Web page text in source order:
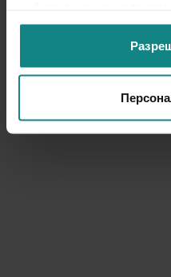
ползването от Ваша